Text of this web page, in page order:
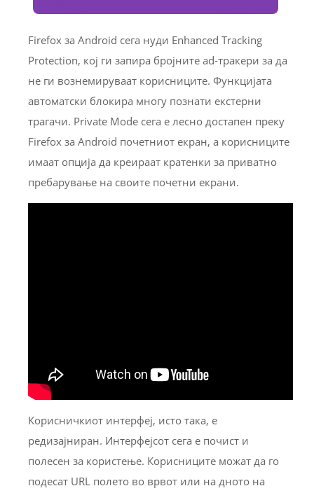
Firefox за Android сега нуди Enhanced Tracking
Protection, кој ги запира бројните ad-тракери за да
не ги вознемируваат корисниците. Функцијата
автоматски блокира многу познати екстерни
трагачи. Private Mode сега е лесно достапен преку
Firefox за Android почетниот екран, а корисниците
имаат опција да креираат кратенки за приватно
пребарување на своите почетни екрани.
Корисничкиот интерфеј, исто така, е
редизајниран. Интерфејсот сега е почист и
полесен за користење. Корисниците можат да го
подесат URL полето во врвот или на дното на